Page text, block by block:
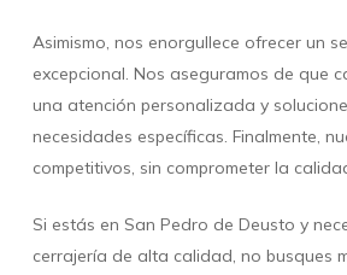
Asimismo, nos enorgullece ofrecer un
excepcional. Nos aseguramos de que
una atención personalizada y
necesidades específicas. Finalmente,
competitivos, sin comprometer la
Si estás en San Pedro de Deusto y
cerrajería de alta calidad, no busques